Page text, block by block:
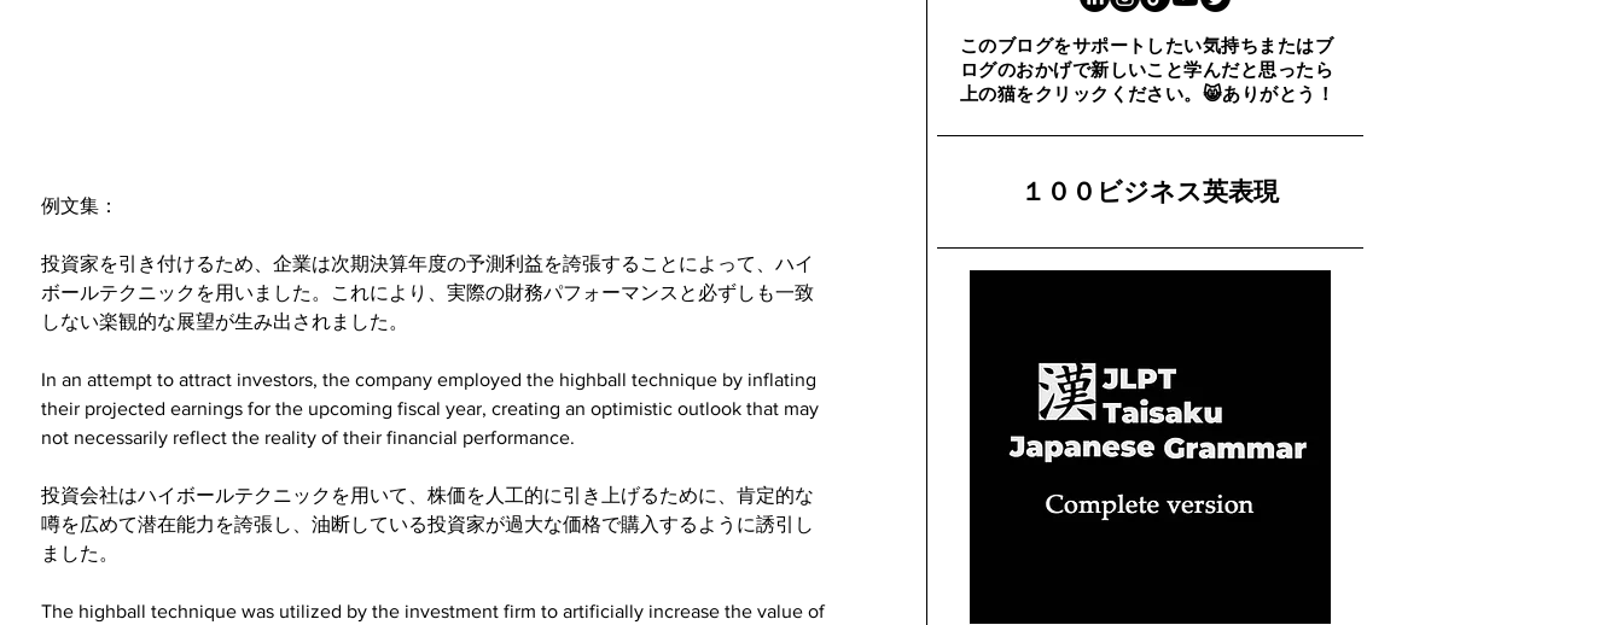
例文集：
投資家を引き付けるため、企業は次期決算年度の予測利益を誇張することによって、ハイ
ボールテクニックを用いました。これにより、実際の財務パフォーマンスと必ずしも一致
しない楽観的な展望が生み出されました。
In an attempt to attract investors, the company employed the highball technique by inflating
their projected earnings for the upcoming fiscal year, creating an optimistic outlook that may
not necessarily reflect the reality of their financial performance.
投資会社はハイボールテクニックを用いて、株価を人工的に引き上げるために、肯定的な
噂を広めて潜在能力を誇張し、油断している投資家が過大な価格で購入するように誘引し
ました。
The highball technique was utilized by the investment firm to artificially increase the value of
このブログをサポートしたい気持ちまたはブ
ログのおかげで新しいこと学んだと思ったら
上の猫をクリックください。😸ありがとう！
​１００ビジネス英表現